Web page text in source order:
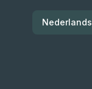
Nederlands